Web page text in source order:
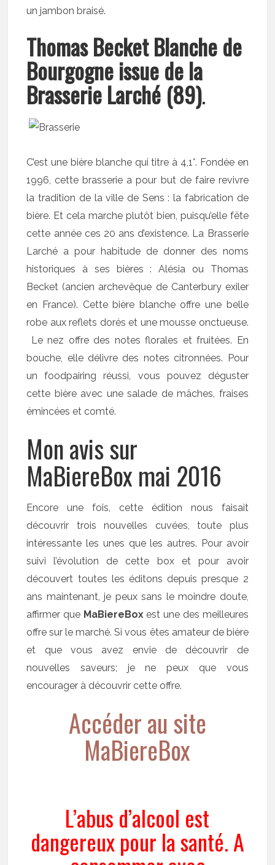
un jambon braisé.
Thomas Becket Blanche de
Bourgogne issue de la
Brasserie Larché (89).
C’est une bière blanche qui titre à 4,1°. Fondée en
1996, cette brasserie a pour but de faire revivre
la tradition de la ville de Sens : la fabrication de
bière. Et cela marche plutôt bien, puisqu’elle fête
cette année ces 20 ans d’existence. La Brasserie
Larché a pour habitude de donner des noms
historiques à ses bières : Alésia ou Thomas
Becket (ancien archevêque de Canterbury exiler
en France). Cette bière blanche offre une belle
robe aux reflets dorés et une mousse onctueuse.
Le nez offre des notes florales et fruitées. En
bouche, elle délivre des notes citronnées. Pour
un foodpairing réussi, vous pouvez déguster
cette bière avec une salade de mâches, fraises
émincées et comté.
Mon avis sur
MaBiereBox mai 2016
Encore une fois, cette édition nous faisait
découvrir trois nouvelles cuvées, toute plus
intéressante les unes que les autres. Pour avoir
suivi l’évolution de cette box et pour avoir
découvert toutes les éditons depuis presque 2
ans maintenant, je peux sans le moindre doute,
affirmer que MaBiereBoxest une des meilleures
offre sur le marché. Si vous êtes amateur de bière
et que vous avez envie de découvrir de
nouvelles saveurs; je ne peux que vous
encourager à découvrir cette offre.
Accéder au site
MaBiereBox
L’abus d’alcool est
dangereux pour la santé. A